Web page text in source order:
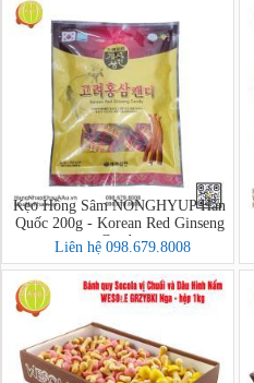
Kẹo Hồng Sâm NONGHYUP Hàn
Quốc 200g - Korean Red Ginseng
Candy
Liên hệ 098.679.8008